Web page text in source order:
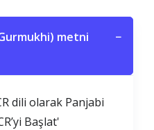
metni
−
dili olarak Panjabi
Başlat'